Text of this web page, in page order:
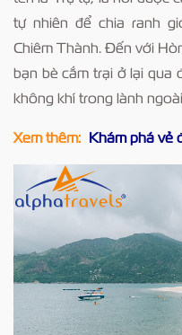
tự nhiên để chia ranh
Chiêm Thành. Đến với
bạn bè cắm trại ở lại qua
không khí trong lành ngoài
Xem thêm: Khám phá vẻ